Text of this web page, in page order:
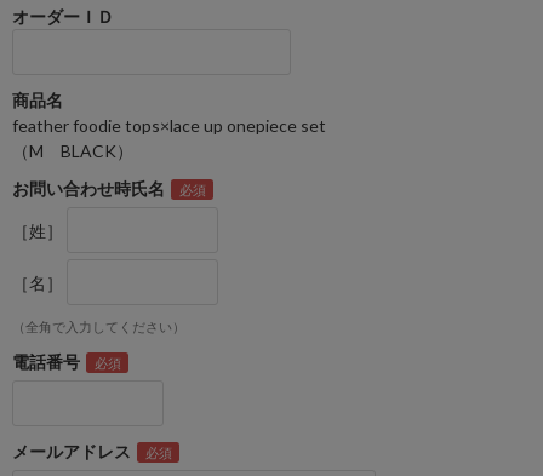
オーダーＩＤ
商品名
feather foodie tops×lace up onepiece set
（M BLACK）
お問い合わせ時氏名
［姓］
［名］
（全角で入力してください）
電話番号
メールアドレス